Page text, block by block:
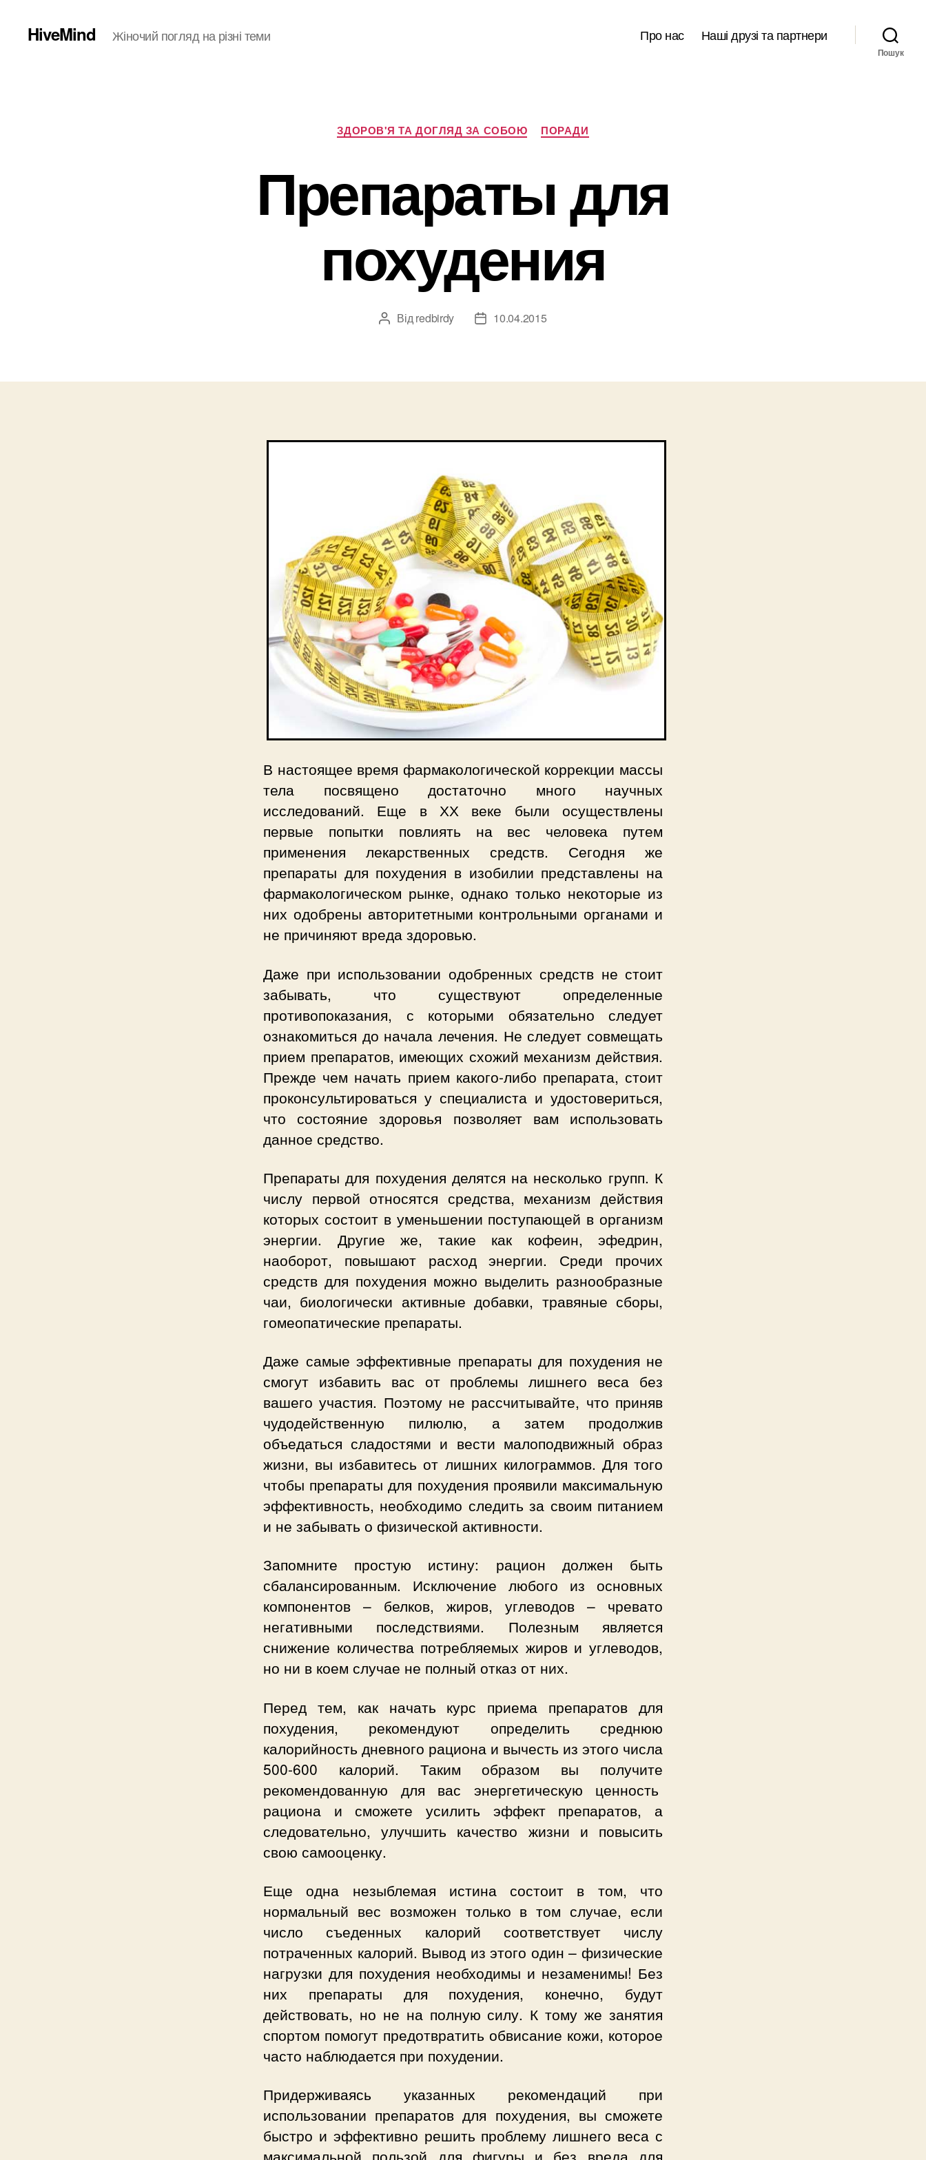
HiveMind Жіночий погляд на різні теми Про нас Наші друзі та партнери
Пошук
Категорії
ЗДОРОВ'Я ТА ДОГЛЯД ЗА СОБОЮ ПОРАДИ
Препараты для
похудения
Автор
Від redbirdy
Дата10.04.2015
В настоящее время фармакологической коррекции массы
тела посвящено достаточно много научных
исследований. Еще в ХХ веке были осуществлены
первые попытки повлиять на вес человека путем
применения лекарственных средств. Сегодня же
препараты для похудения в изобилии представлены на
фармакологическом рынке, однако только некоторые из
них одобрены авторитетными контрольными органами и
не причиняют вреда здоровью.
Даже при использовании одобренных средств не стоит
забывать, что существуют определенные
противопоказания, с которыми обязательно следует
ознакомиться до начала лечения. Не следует совмещать
прием препаратов, имеющих схожий механизм действия.
Прежде чем начать прием какого-либо препарата, стоит
проконсультироваться у специалиста и удостовериться,
что состояние здоровья позволяет вам использовать
данное средство.
Препараты для похудения делятся на несколько групп. К
числу первой относятся средства, механизм действия
которых состоит в уменьшении поступающей в организм
энергии. Другие же, такие как кофеин, эфедрин,
наоборот, повышают расход энергии. Среди прочих
средств для похудения можно выделить разнообразные
чаи, биологически активные добавки, травяные сборы,
гомеопатические препараты.
Даже самые эффективные препараты для похудения не
смогут избавить вас от проблемы лишнего веса без
вашего участия. Поэтому не рассчитывайте, что приняв
чудодейственную пилюлю, а затем продолжив
объедаться сладостями и вести малоподвижный образ
жизни, вы избавитесь от лишних килограммов. Для того
чтобы препараты для похудения проявили максимальную
эффективность, необходимо следить за своим питанием
и не забывать о физической активности.
Запомните простую истину: рацион должен быть
сбалансированным. Исключение любого из основных
компонентов – белков, жиров, углеводов – чревато
негативными последствиями. Полезным является
снижение количества потребляемых жиров и углеводов,
но ни в коем случае не полный отказ от них.
Перед тем, как начать курс приема препаратов для
похудения, рекомендуют определить среднюю
калорийность дневного рациона и вычесть из этого числа
500-600 калорий. Таким образом вы получите
рекомендованную для вас энергетическую ценность
рациона и сможете усилить эффект препаратов, а
следовательно, улучшить качество жизни и повысить
свою самооценку.
Еще одна незыблемая истина состоит в том, что
нормальный вес возможен только в том случае, если
число съеденных калорий соответствует числу
потраченных калорий. Вывод из этого один – физические
нагрузки для похудения необходимы и незаменимы! Без
них препараты для похудения, конечно, будут
действовать, но не на полную силу. К тому же занятия
спортом помогут предотвратить обвисание кожи, которое
часто наблюдается при похудении.
Придерживаясь указанных рекомендаций при
использовании препаратов для похудения, вы сможете
быстро и эффективно решить проблему лишнего веса с
максимальной пользой для фигуры и без вреда для